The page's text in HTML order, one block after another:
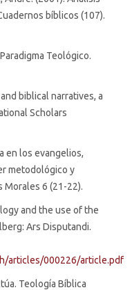
bíblicos (107).
Teológico.
biblical narratives, a
Scholars
en los evangelios,
metodológico y
Morales 6 (21-22).
and the use of the
Ars Disputandi.
articles/000226/article.pdf
Teología Bíblica